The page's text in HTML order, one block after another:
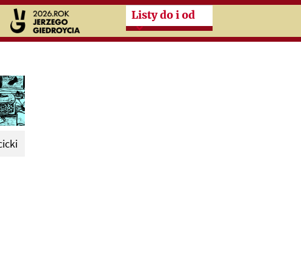
Przeskocz do treści zasadniczej
Listy do i od